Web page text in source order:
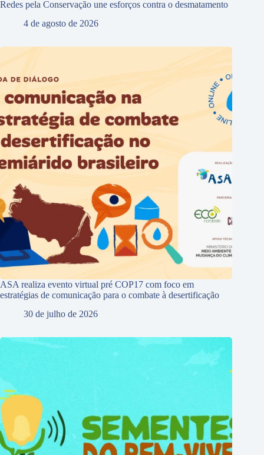
Redes pela Conservação une esforços contra o desmatamento
4 de agosto de 2026
ASA realiza evento virtual pré COP17 com foco em
estratégias de comunicação para o combate à desertificação
30 de julho de 2026